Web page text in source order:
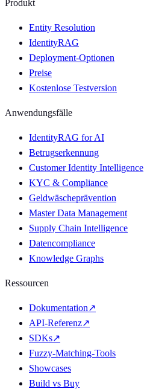
Produkt
Entity Resolution
IdentityRAG
Deployment-Optionen
Preise
Kostenlose Testversion
Anwendungsfälle
IdentityRAG for AI
Betrugserkennung
Customer Identity Intelligence
KYC & Compliance
Geldwäscheprävention
Master Data Management
Supply Chain Intelligence
Datencompliance
Knowledge Graphs
Ressourcen
Dokumentation↗
API-Referenz↗
SDKs↗
Fuzzy-Matching-Tools
Showcases
Build vs Buy